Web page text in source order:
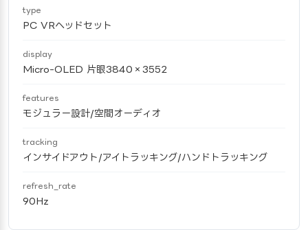
type
PC VRヘッドセット
display
Micro-OLED 片眼3840×3552
features
モジュラー設計/空間オーディオ
tracking
インサイドアウト/アイトラッキング/ハンドトラッキング
refresh_rate
90Hz